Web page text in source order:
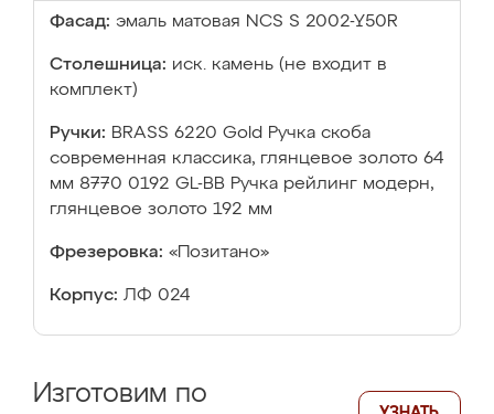
Фасад: эмаль матовая NCS S 2002-Y50R
Столешница: иск. камень (не входит в
комплект)
Ручки: BRASS 6220 Gold Ручка скоба
современная классика, глянцевое золото 64
мм 8770 0192 GL-BB Ручка рейлинг модерн,
глянцевое золото 192 мм
Фрезеровка: «Позитано»
Корпус: ЛФ 024
Изготовим по